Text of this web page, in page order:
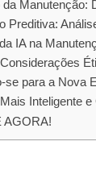
da Manutenção:
Preditiva:
IA na
se para a Nova
Inteligente e
AGORA!